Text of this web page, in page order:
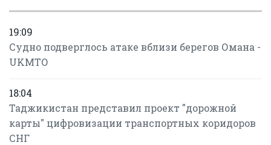
19:09
Судно подверглось атаке вблизи берегов Омана -
UKMTO
18:04
Таджикистан представил проект "дорожной
карты" цифровизации транспортных коридоров
СНГ